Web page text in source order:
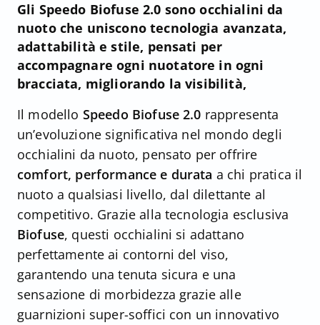
Gli Speedo Biofuse 2.0 sono occhialini da
nuoto che uniscono tecnologia avanzata,
adattabilità e stile, pensati per
accompagnare ogni nuotatore in ogni
bracciata, migliorando la visibilità,
Il modello Speedo Biofuse 2.0 rappresenta
un’evoluzione significativa nel mondo degli
occhialini da nuoto, pensato per offrire
comfort, performance e durata a chi pratica il
nuoto a qualsiasi livello, dal dilettante al
competitivo. Grazie alla tecnologia esclusiva
Biofuse, questi occhialini si adattano
perfettamente ai contorni del viso,
garantendo una tenuta sicura e una
sensazione di morbidezza grazie alle
guarnizioni super-soffici con un innovativo